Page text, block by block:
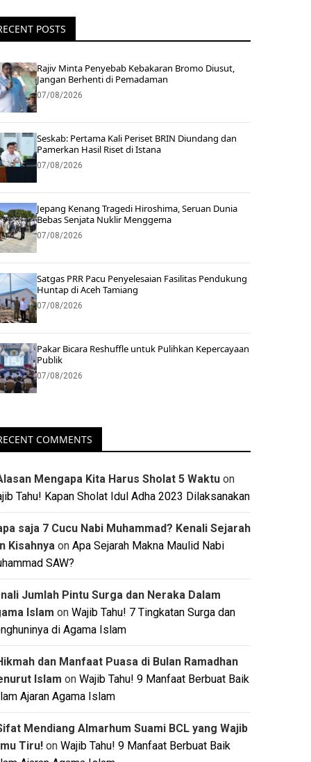
POSTS
Rajiv Minta Penyebab Kebakaran Bromo Diusut,
Jangan Berhenti di Pemadaman
07/08/2026
Seskab: Pertama Kali Periset BRIN Diundang dan
Pamerkan Hasil Riset di Istana
07/08/2026
Jepang Kenang Tragedi Hiroshima, Seruan Dunia
Bebas Senjata Nuklir Menggema
07/08/2026
Satgas PRR Pacu Penyelesaian Fasilitas Pendukung
Huntap di Aceh Tamiang
07/08/2026
Pakar Bicara Reshuffle untuk Pulihkan Kepercayaan
Publik
07/08/2026
COMMENTS
Mengapa Kita Harus Sholat 5 Waktu on
Tahu! Kapan Sholat Idul Adha 2023 Dilaksanakan
saja 7 Cucu Nabi Muhammad? Kenali Sejarah
Kisahnya on Apa Sejarah Makna Maulid Nabi
SAW?
Jumlah Pintu Surga dan Neraka Dalam
Islam on Wajib Tahu! 7 Tingkatan Surga dan
di Agama Islam
dan Manfaat Puasa di Bulan Ramadhan
Islam on Wajib Tahu! 9 Manfaat Berbuat Baik
Ajaran Agama Islam
Mendiang Almarhum Suami BCL yang Wajib
Tiru! on Wajib Tahu! 9 Manfaat Berbuat Baik